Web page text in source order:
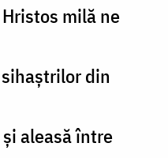
milă ne
din
aleasă între